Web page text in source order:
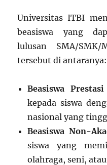
Universitas ITBI
beasiswa yang
lulusan SMA/SMK/
tersebut di antaranya:
Beasiswa
kepada siswa
nasional yang
Beasiswa Non-
siswa yang
olahraga, seni,